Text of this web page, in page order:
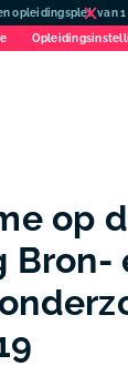
opleidingsplek van
op
Bron-